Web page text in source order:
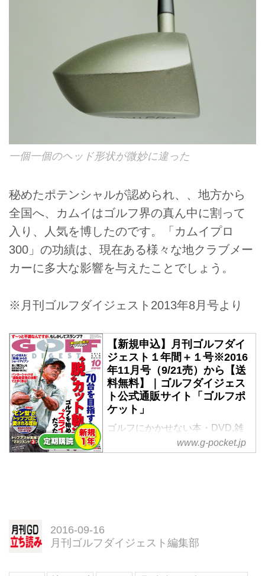
一個一個のヘッド形状が微妙に違った
秘めたポテンシャルが認められ、、地方から
全国へ、カムイはゴルフ界の真ん中に割って
入り、人気を博したのです。「カムイプロ
300」の功績は、現在ある様々な地クラブメー
カーに多大な影響を与えたことでしょう。
※月刊ゴルフダイジェスト2013年8月号より
【新規申込】月刊ゴルフダイ
ジェスト１年間＋１号※2016
年11月号（9/21売）から【送
料無料】｜ゴルフダイジェス
ト公式通販サイト「ゴルフポ
ケット」
ゴルフにかかせない本・DVD,雑
誌。ゴルファー必見の「【新規申
込】月刊ゴルフダイジェスト１年
www.g-pocket.jp
2016-09-16
月刊ゴルフダイジェスト編集部